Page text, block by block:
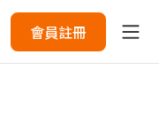
會員註冊